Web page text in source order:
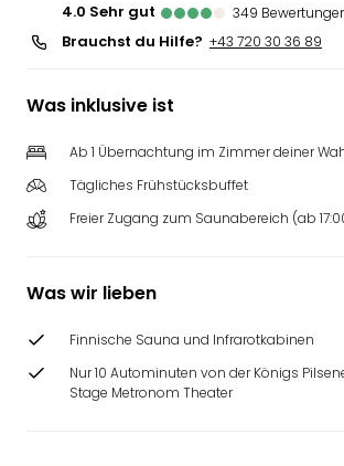
4.0
sehr gut 349
Brauchst du Hilfe? +43 720 30 36 89
Was inklusive ist
Ab 1 Übernachtung im Zimmer deiner
Tägliches Frühstücksbuffet
Freier Zugang zum Saunabereich (ab
Was wir lieben
Finnische Sauna und Infrarotkabinen
Nur 10 Autominuten von der Königs
Stage Metronom Theater